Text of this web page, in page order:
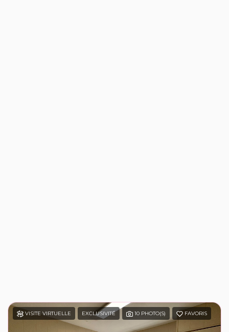
VISITE VIRTUELLE EXCLUSIVITÉ 10 PHOTO(S) FAVORIS